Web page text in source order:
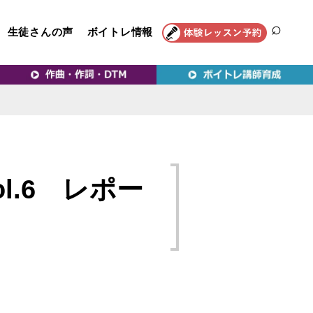
イトレ教室｜VERY MERRY
生徒さんの声 ボイトレ情報
レポー